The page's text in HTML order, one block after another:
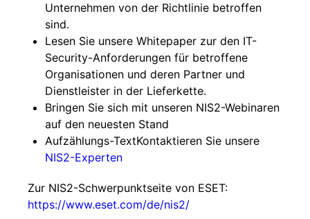
Unternehmen von der Richtlinie betroffen
sind.
Lesen Sie unsere Whitepaper zur den IT-
Security-Anforderungen für betroffene
Organisationen und deren Partner und
Dienstleister in der Lieferkette.
Bringen Sie sich mit unseren NIS2-Webinaren
auf den neuesten Stand
Aufzählungs-TextKontaktieren Sie unsere
NIS2-Experten
Zur NIS2-Schwerpunktseite von ESET:
https://www.eset.com/de/nis2/